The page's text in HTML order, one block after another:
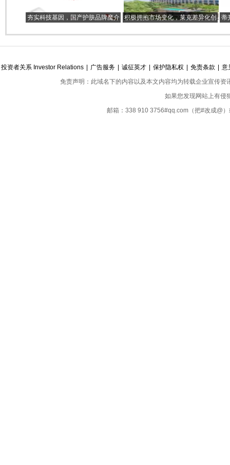
夯实科技基因，国产护肤品牌魔介
积极拥抱市场变化，莱克差异化创
蒂
投资者关系 Investor Relations 广告服务 诚征英才 保护隐私权 免责条款
意
免责声明：此域名下的内容以及本文内容均为转载企业宣传
如果您发现网站上有侵
邮箱：338 910 3756#qq.com（把#改成@